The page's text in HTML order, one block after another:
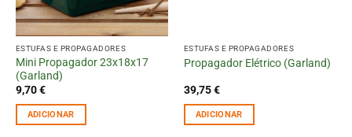
ESTUFAS E PROPAGADORES
Mini Propagador 23x18x17
(Garland)
9,70€
ADICIONAR
ESTUFAS E PROPAGADORES
Propagador Elétrico (Garland)
39,75€
ADICIONAR